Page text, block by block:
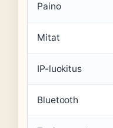
Paino
Mitat
IP-luokitus
Bluetooth